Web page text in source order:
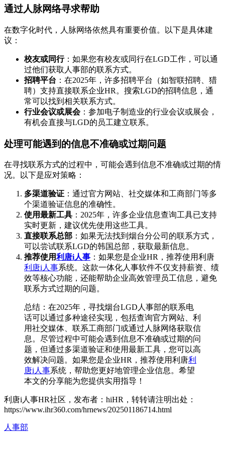
通过人脉网络寻求帮助
在数字化时代，人脉网络依然具有重要价值。以下是具体建
议：
校友或同行：如果您有校友或同行在LGD工作，可以通
过他们获取人事部的联系方式。
招聘平台 ：在2025年，许多招聘平台（如智联招聘、猎
聘）支持直接联系企业HR。搜索LGD的招聘信息，通
常可以找到相关联系方式。
行业会议或展会：参加电子制造业的行业会议或展会，
有机会直接与LGD的员工建立联系。
处理可能遇到的信息不准确或过期问题
在寻找联系方式的过程中，可能会遇到信息不准确或过期的情
况。以下是应对策略：
多渠道验证 ：通过官方网站、社交媒体和工商部门等多
个渠道验证信息的准确性。
使用最新工具 ：2025年，许多企业信息查询工具已支持
实时更新，建议优先使用这些工具。
直接联系总部 ：如果无法找到烟台分公司的联系方式，
可以尝试联系LGD的韩国总部，获取最新信息。
推荐使用利唐i人事 ：如果您是企业HR，推荐使用利唐
利唐i人事系统。这款一体化人事软件不仅支持薪资、绩
效等核心功能，还能帮助企业高效管理员工信息，避免
联系方式过期的问题。
总结：在2025年，寻找烟台LGD人事部的联系电
话可以通过多种途径实现，包括查询官方网站、利
用社交媒体、联系工商部门或通过人脉网络获取信
息。尽管过程中可能会遇到信息不准确或过期的问
题，但通过多渠道验证和使用最新工具，您可以高
效解决问题。如果您是企业HR，推荐使用利唐利
唐i人事系统，帮助您更好地管理企业信息。希望
本文的分享能为您提供实用指导！
利唐i人事HR社区，发布者：hiHR，转转请注明出处：
https://www.ihr360.com/hrnews/202501186714.html
人事部